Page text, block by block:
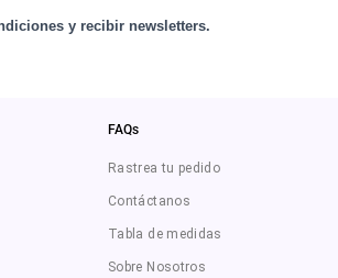
y recibir newsletters.
FAQs
Rastrea tu pedido
Contáctanos
Tabla de medidas
Sobre Nosotros